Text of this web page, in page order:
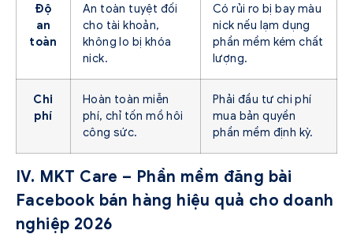
Độ
an
toàn
An toàn tuyệt đối
cho tài khoản,
không lo bị khóa
nick.
Có rủi ro bị bay màu
nick nếu lạm dụng
phần mềm kém chất
lượng.
Chi
phí
Hoàn toàn miễn
phí, chỉ tốn mồ hôi
công sức.
Phải đầu tư chi phí
mua bản quyền
phần mềm định kỳ.
IV. MKT Care – Phần mềm đăng bài
Facebook bán hàng hiệu quả cho doanh
nghiệp 2026